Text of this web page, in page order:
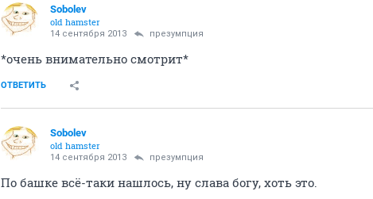
Sobolev
old hamster
14 сентября 2013 презумпция
*очень внимательно смотрит*
ОТВЕТИТЬ
Sobolev
old hamster
14 сентября 2013 презумпция
По башке всё-таки нашлось, ну слава богу, хоть это.